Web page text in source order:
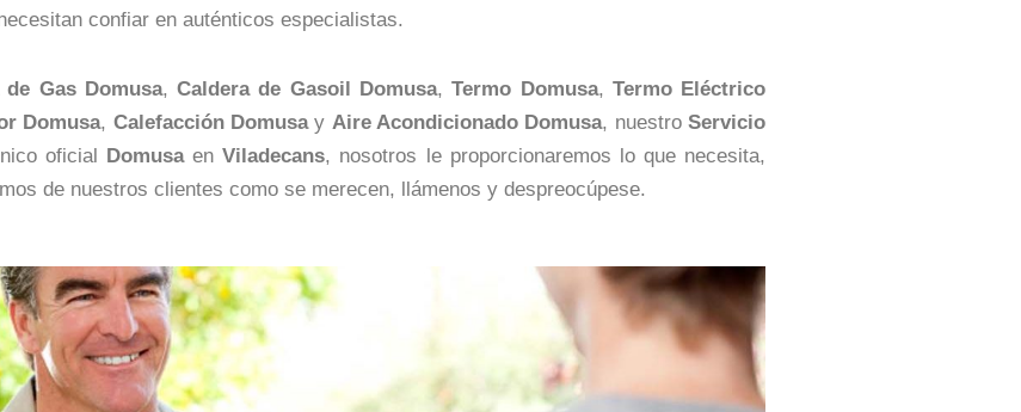
confiar en auténticos especialistas.
de Gas Domusa,Caldera de Gasoil Domusa,Termo Domusa, Termo Eléctrico
Domusa, Calefacción Domusay Aire Acondicionado Domusa, nuestroServicio
oficial DomusaenViladecans, nosotros le proporcionaremos lo que necesita,
de nuestros clientes como se merecen, llámenos y despreocúpese.